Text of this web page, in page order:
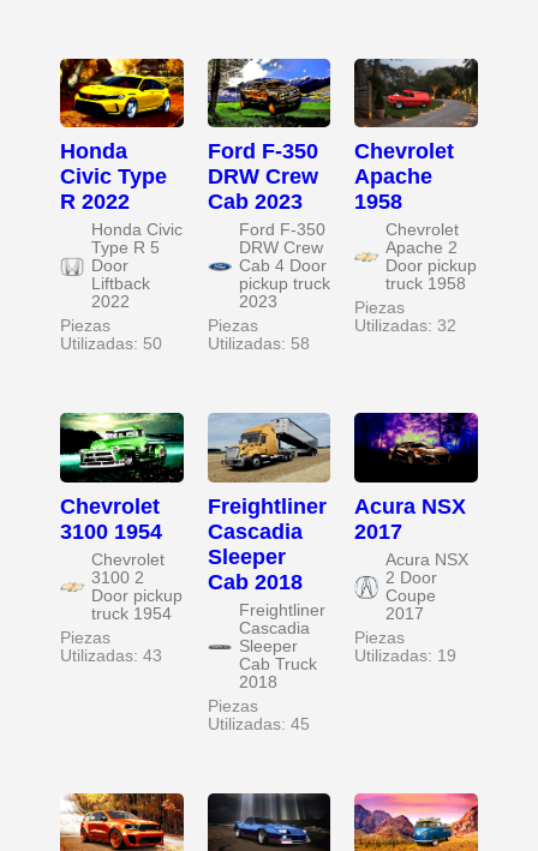
Honda
Civic Type
R 2022
Honda Civic
Type R 5
Door
Liftback
2022
Piezas
Utilizadas: 50
Ford F-350
DRW Crew
Cab 2023
Ford F-350
DRW Crew
Cab 4 Door
pickup truck
2023
Piezas
Utilizadas: 58
Chevrolet
Apache
1958
Chevrolet
Apache 2
Door pickup
truck 1958
Piezas
Utilizadas: 32
Chevrolet
3100 1954
Chevrolet
3100 2
Door pickup
truck 1954
Piezas
Utilizadas: 43
Freightliner
Cascadia
Sleeper
Cab 2018
Freightliner
Cascadia
Sleeper
Cab Truck
2018
Piezas
Utilizadas: 45
Acura NSX
2017
Acura NSX
2 Door
Coupe
2017
Piezas
Utilizadas: 19